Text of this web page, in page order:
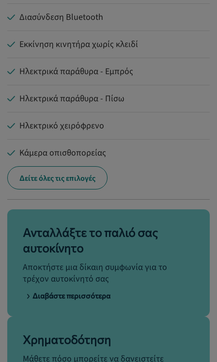
Διασύνδεση Bluetooth
Εκκίνηση κινητήρα χωρίς κλειδί
Ηλεκτρικά παράθυρα - Εμπρός
Ηλεκτρικά παράθυρα - Πίσω
Ηλεκτρικό χειρόφρενο
Κάμερα οπισθοπορείας
Δείτε όλες τις επιλογές
Ανταλλάξτε το παλιό σας
αυτοκίνητο
Αποκτήστε μια δίκαιη συμφωνία για το
τρέχον αυτοκίνητό σας
Διαβάστε περισσότερα
Χρηματοδότηση
Μάθετε πόσο μπορείτε να δανειστείτε